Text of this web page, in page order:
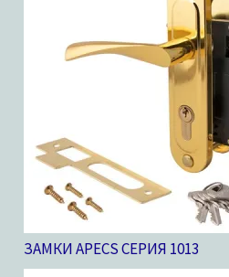
ЗАМКИ APECS СЕРИЯ 1013